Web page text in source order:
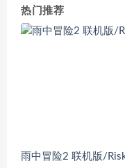
热门推荐
雨中冒险2 联机版/